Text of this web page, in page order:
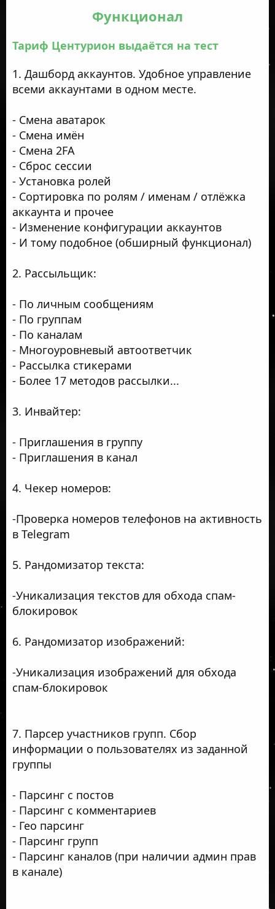
Функционал
Тариф Центурион выдаётся на тест
1. Дашборд аккаунтов. Удобное управление
всеми аккаунтами в одном месте.
- Смена аватарок
- Смена имён
- Смена 2FA
- Сброс сессии
- Установка ролей
- Сортировка по ролям / именам / отлёжка
аккаунта и прочее
- Изменение конфигурации аккаунтов
- И тому подобное (обширный функционал)
2. Рассыльщик:
- По личным сообщениям
- По группам
- По каналам
- Многоуровневый автоответчик
- Рассылка стикерами
- Более 17 методов рассылки...
3. Инвайтер:
- Приглашения в группу
- Приглашения в канал
4. Чекер номеров:
-Проверка номеров телефонов на активность
в Telegram
5. Рандомизатор текста:
-Уникализация текстов для обхода спам-
блокировок
6. Рандомизатор изображений:
-Уникализация изображений для обхода
спам-блокировок
7. Парсер участников групп. Сбор
информации о пользователях из заданной
группы
- Парсинг с постов
- Парсинг с комментариев
- Гео парсинг
- Парсинг групп
- Парсинг каналов (при наличии админ прав
в канале)